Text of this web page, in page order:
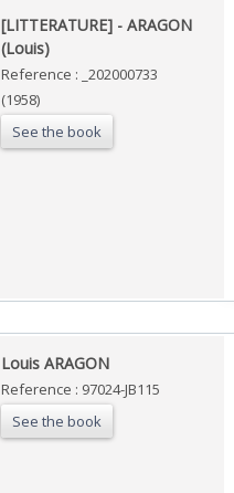
‎[LITTERATURE] - ARAGON
(Louis)‎
Reference : _202000733
(1958)
See the book
‎Louis ARAGON‎
Reference : 97024-JB115
See the book